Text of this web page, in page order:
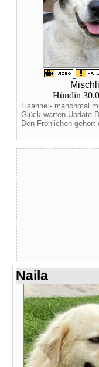
Hündin
Lisanne - manchmal
Glück warten Update
Den Fröhlichen gehört
Naila